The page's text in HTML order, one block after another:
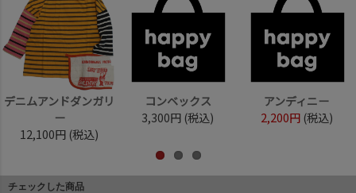
デニムアンドダンガリ
ー
12,100円 (税込)
コンベックス
3,300円 (税込)
アンディニー
2,200円 (税込)
チェックした商品